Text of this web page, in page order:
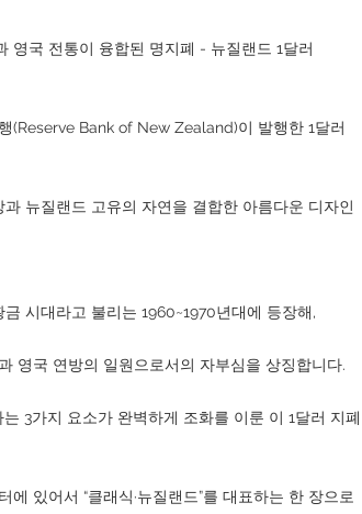
국 전통이 융합된 명지폐 - 뉴질랜드 1달러
(Reserve Bank of New Zealand)이 발행한 1달러
뉴질랜드 고유의 자연을 결합한 아름다운 디자인
시대라고 불리는 1960~1970년대에 등장해,
영국 연방의 일원으로서의 자부심을 상징합니다.
는 3가지 요소가 완벽하게 조화를 이룬 이 1달러 지폐
에 있어서 “클래식·뉴질랜드”를 대표하는 한 장으로